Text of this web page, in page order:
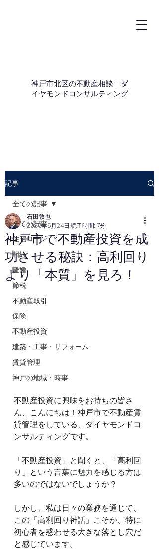
神戸市北区の不動産相談｜ダ
イヤモンドコンサルティング
記事
全ての記事
住宅ローン
相続
離婚
節税
不動産取引
保険
不動産投資
建築・工事・リフォーム
賃貸管理
神戸の地域・時事
全ての記事
神戸市で不動産投資を成
功させる秘訣：高利回り
より「本質」を見ろ！
石田敦也
2025年5月24日 読了時間: 7分
不動産投資に興味をお持ちの皆さ
ん、こんにちは！神戸市で不動産賃
貸管理をしている、ダイヤモンドコ
ンサルティングです。
「不動産投資」と聞くと、「高利回
り」という言葉に魅力を感じる方は
多いのではないでしょうか？
しかし、私は日々の業務を通じて、
この「高利回り神話」こそが、特に
初心者を惑わせる大きな落とし穴だ
と感じています。